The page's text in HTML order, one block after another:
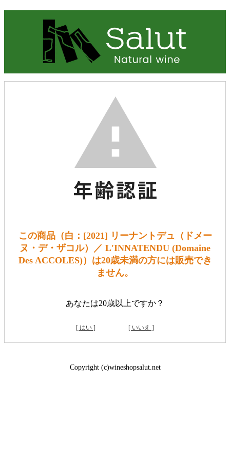
この商品（白：[2021] リーナントデュ（ドメー
ヌ・デ・ザコル）／ L'INNATENDU (Domaine
Des ACCOLES)）は20歳未満の方には販売でき
ません。
あなたは20歳以上ですか？
[ はい ] [ いいえ ]
Copyright (c)wineshopsalut.net